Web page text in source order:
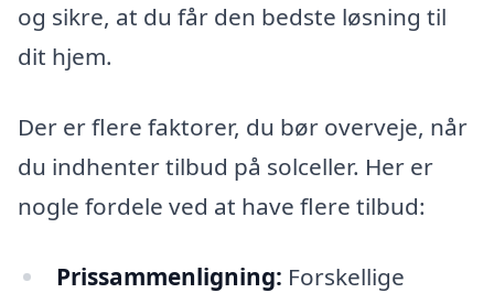
og sikre, at du får den bedste løsning til
dit hjem.
Der er flere faktorer, du bør overveje, når
du indhenter tilbud på solceller. Her er
nogle fordele ved at have flere tilbud:
Prissammenligning: Forskellige